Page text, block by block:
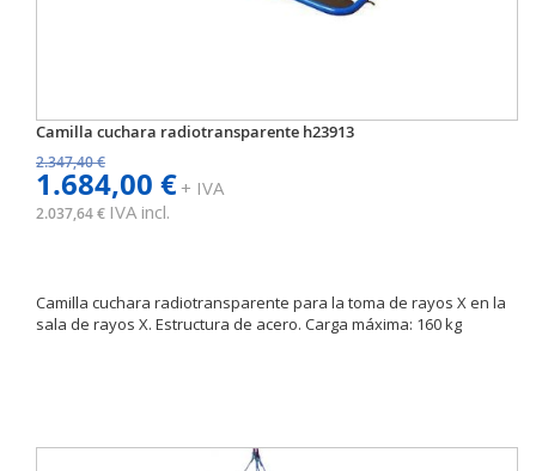
Camilla cuchara radiotransparente h23913
2.347,40 €
1.684,00 €+ IVA
2.037,64 € IVA incl.
Camilla cuchara radiotransparente para la toma de rayos X en la
sala de rayos X. Estructura de acero. Carga máxima: 160 kg